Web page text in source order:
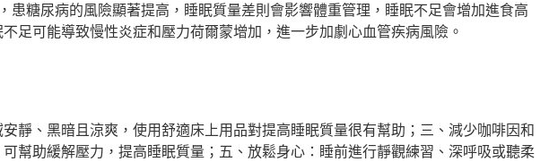
糖尿病的風險顯著提高，睡眠質量差則會影響體重管理，睡眠不足會增加進食高
足可能導致慢性炎症和壓力荷爾蒙增加，進一步加劇心血管疾病風險。
靜、黑暗且涼爽，使用舒適床上用品對提高睡眠質量很有幫助；三、減少咖啡因和
幫助緩解壓力，提高睡眠質量；五、放鬆身心：睡前進行靜觀練習、深呼吸或聽柔